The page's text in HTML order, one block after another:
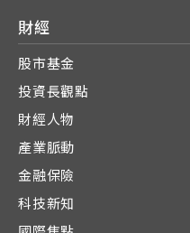
財經
股市基金
投資長觀點
財經人物
產業脈動
金融保險
科技新知